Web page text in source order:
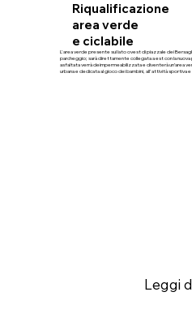
Riqualificazione
area verde
e ciclabile
L'area verde presente sul lato ovest di piazzale dei
parcheggio; sarà direttamente collegata a est con la
asfaltata verrà deimpermeabilizzata e diventerà un’area
urbana e dedicata al gioco dei bambini, all'attività sportiva e
Leggi